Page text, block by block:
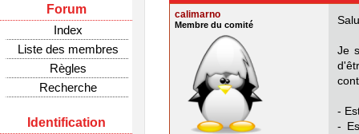
Forum
Index
Liste des membres
Règles
Recherche
Identification
calimarno
Membre du comité
Je
-
-